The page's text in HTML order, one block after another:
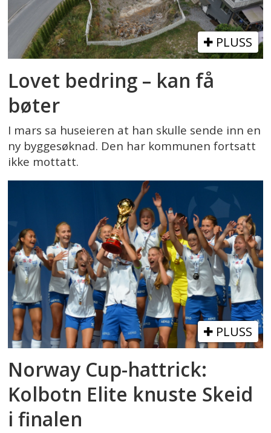
PLUSS
Lovet bedring – kan få
bøter
I mars sa huseieren at han skulle sende inn en
ny byggesøknad. Den har kommunen fortsatt
ikke mottatt.
PLUSS
Norway Cup-hattrick:
Kolbotn Elite knuste Skeid
i finalen